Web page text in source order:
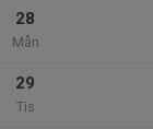
28
Mån
29
Tis